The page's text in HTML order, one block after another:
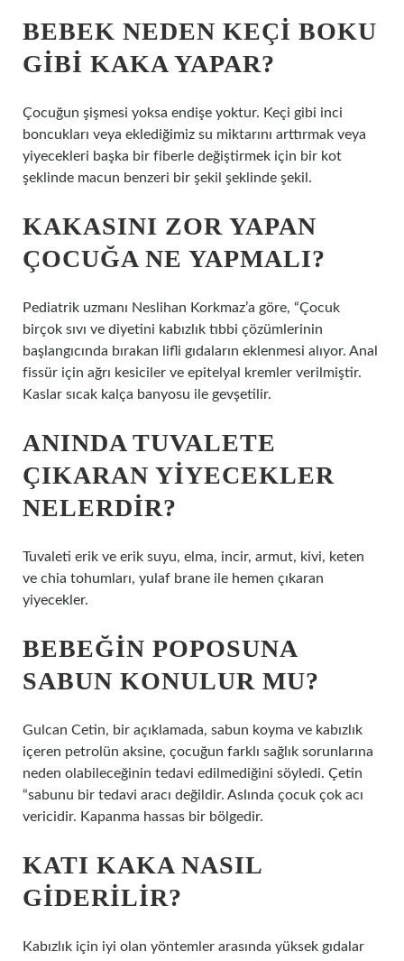
BEBEK NEDEN KEÇI BOKU
GIBI KAKA YAPAR?
Çocuğun şişmesi yoksa endişe yoktur. Keçi gibi inci
boncukları veya eklediğimiz su miktarını arttırmak veya
yiyecekleri başka bir fiberle değiştirmek için bir kot
şeklinde macun benzeri bir şekil şeklinde şekil.
KAKASINI ZOR YAPAN
ÇOCUĞA NE YAPMALI?
Pediatrik uzmanı Neslihan Korkmaz’a göre, “Çocuk
birçok sıvı ve diyetini kabızlık tıbbi çözümlerinin
başlangıcında bırakan lifli gıdaların eklenmesi alıyor. Anal
fissür için ağrı kesiciler ve epitelyal kremler verilmiştir.
Kaslar sıcak kalça banyosu ile gevşetilir.
ANINDA TUVALETE
ÇIKARAN YIYECEKLER
NELERDIR?
Tuvaleti erik ve erik suyu, elma, incir, armut, kivi, keten
ve chia tohumları, yulaf brane ile hemen çıkaran
yiyecekler.
BEBEĞIN POPOSUNA
SABUN KONULUR MU?
Gulcan Cetin, bir açıklamada, sabun koyma ve kabızlık
içeren petrolün aksine, çocuğun farklı sağlık sorunlarına
neden olabileceğinin tedavi edilmediğini söyledi. Çetin
“sabunu bir tedavi aracı değildir. Aslında çocuk çok acı
vericidir. Kapanma hassas bir bölgedir.
KATI KAKA NASIL
GIDERILIR?
Kabızlık için iyi olan yöntemler arasında yüksek gıdalar